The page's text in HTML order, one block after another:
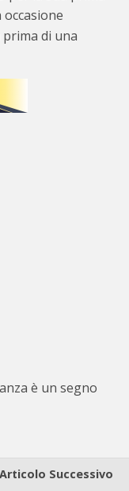
prima di una
è un segno
Articolo Successivo